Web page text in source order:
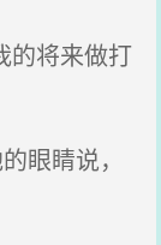
的将来做打
眼睛说，